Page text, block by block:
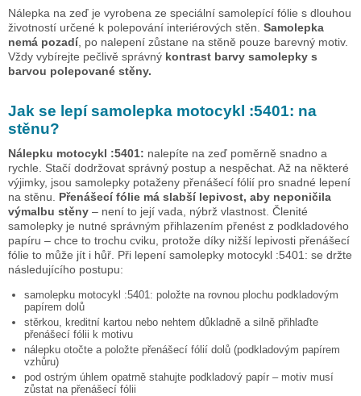
Nálepka na zeď je vyrobena ze speciální samolepící fólie s dlouhou
životností určené k polepování interiérových stěn. Samolepka
nemá pozadí, po nalepení zůstane na stěně pouze barevný motiv.
Vždy vybírejte pečlivě správný kontrast barvy samolepky s
barvou polepované stěny.
Jak se lepí samolepka motocykl :5401: na
stěnu?
Nálepku motocykl :5401: nalepíte na zeď poměrně snadno a
rychle. Stačí dodržovat správný postup a nespěchat. Až na některé
výjimky, jsou samolepky potaženy přenášecí fólií pro snadné lepení
na stěnu. Přenášecí fólie má slabší lepivost, aby neponičila
výmalbu stěny – není to její vada, nýbrž vlastnost. Členité
samolepky je nutné správným přihlazením přenést z podkladového
papíru – chce to trochu cviku, protože díky nižší lepivosti přenášecí
fólie to může jít i hůř. Při lepení samolepky motocykl :5401: se držte
následujícího postupu:
samolepku motocykl :5401: položte na rovnou plochu podkladovým
papírem dolů
stěrkou, kreditní kartou nebo nehtem důkladně a silně přihlaďte
přenášecí fólii k motivu
nálepku otočte a položte přenášecí fólií dolů (podkladovým papírem
vzhůru)
pod ostrým úhlem opatrně stahujte podkladový papír – motiv musí
zůstat na přenášecí fólii